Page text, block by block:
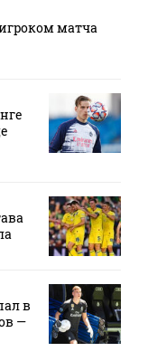
матча
в
—